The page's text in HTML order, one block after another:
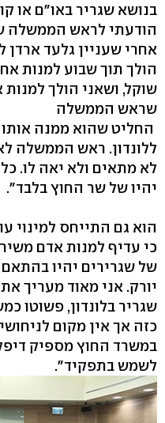
בנושא שגריר באו"ם או
הודעתי לראש הממשלה
אחרי שעניין גלעד
הולך תוך שבוע למנות
שוקל, ושאני הולך
שראש הממשלה
החליט שהוא ממנה אותו
ללונדון. ראש הממשלה
לא מתאים ולא יאה לו.
יהיו של שר החוץ בלבד".
הוא גם התייחס למינוי
כי עדיף למנות אדם
של שגרירים יהיו
יורק. אני מאוד מעריך
שגריר בלונדון, פשוטו
כזה אך אין מקום
במשרד החוץ מספיק
לשמש בתפקיד".